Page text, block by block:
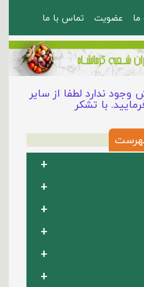
ما عضویت تماس با ما
ندارد لطفا از سایر
با تشکر
+
+
+
+
+
+